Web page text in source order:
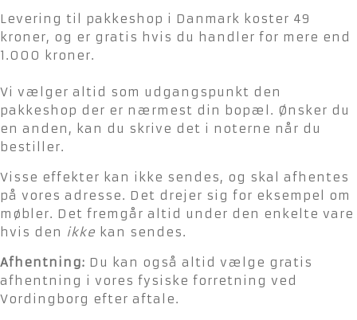
Levering til pakkeshop i Danmark koster 49
kroner, og er gratis hvis du handler for mere end
1.000 kroner.
Vi vælger altid som udgangspunkt den
pakkeshop der er nærmest din bopæl. Ønsker du
en anden, kan du skrive det i noterne når du
bestiller.
Visse effekter kan ikke sendes, og skal afhentes
på vores adresse. Det drejer sig for eksempel om
møbler. Det fremgår altid under den enkelte vare
hvis den ikke kan sendes.
Afhentning: Du kan også altid vælge gratis
afhentning i vores fysiske forretning ved
Vordingborg efter aftale.